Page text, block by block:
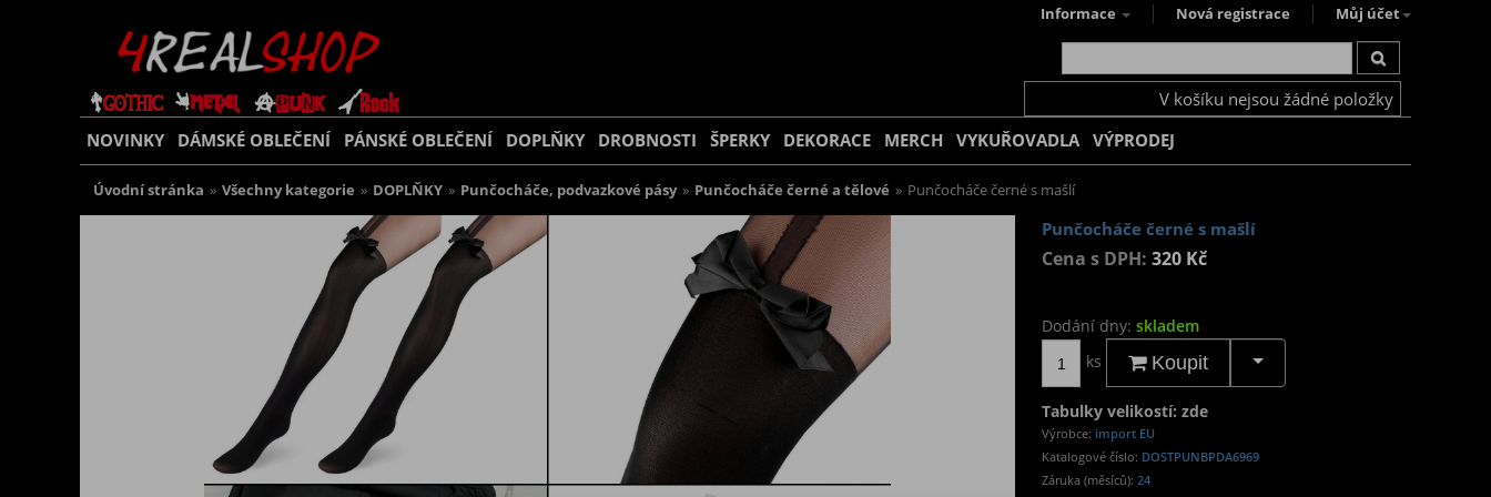
Informace Nová registrace Můj účet
V košíku nejsou žádné položky
NOVINKY DÁMSKÉ OBLEČENÍ PÁNSKÉ OBLEČENÍ DOPLŇKY DROBNOSTI ŠPERKY DEKORACE MERCH VYKUŘOVADLA VÝPRODEJ
Úvodní stránka » Všechny kategorie » DOPLŇKY » Punčocháče, podvazkové pásy » Punčocháče černé a tělové » Punčocháče černé s mašlí
Punčocháče černé s mašlí
Cena s DPH: 320 Kč
Dodání dny: skladem
ks
Koupit
Tabulky velikostí: zde
Výrobce: import EU
Katalogové číslo: DOSTPUNBPDA6969
Záruka (měsíců): 24